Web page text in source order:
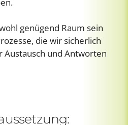
genügend Raum sein
die wir sicherlich
Austausch und Antworten